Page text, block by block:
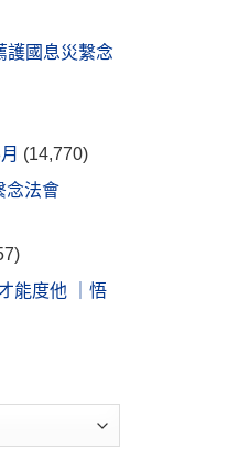
護國息災繫念
(14,770)
念法會
能度他 ｜悟